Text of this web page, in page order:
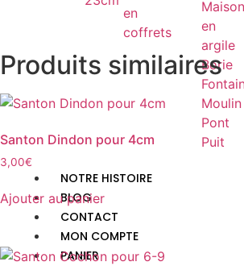
en
coffrets
Maison
en
argile
Borie
Moulin
Pont
Puit
NOTRE HISTOIRE
BLOG
CONTACT
MON COMPTE
PANIER
Produits similaires
Santon Dindon pour 4cm
3,00€
Ajouter au panier